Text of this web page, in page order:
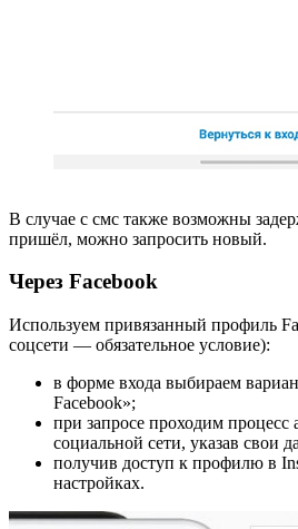
В случае с смс также возможны
пришёл, можно запросить новый.
Через Facebook
Используем привязанный профиль
соцсети — обязательное условие):
в форме входа выбираем
Facebook»;
при запросе проходим процесс
социальной сети, указав свои
получив доступ к профилю в
настройках.